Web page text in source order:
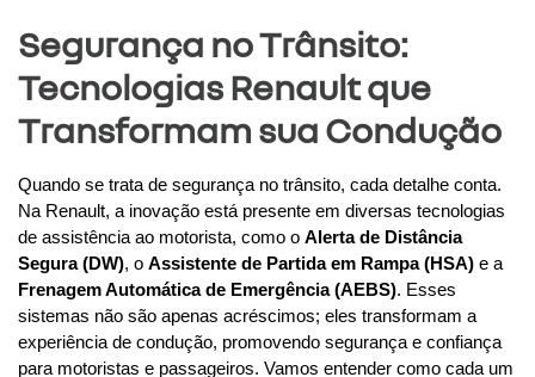
Segurança no Trânsito:
Tecnologias Renault que
Transformam sua Condução
Quando se trata de segurança no trânsito, cada detalhe conta.
Na Renault, a inovação está presente em diversas tecnologias
de assistência ao motorista, como o Alerta de Distância
Segura (DW), o Assistente de Partida em Rampa (HSA)
Frenagem Automática de Emergência (AEBS). Esses
sistemas não são apenas acréscimos; eles transformam a
experiência de condução, promovendo segurança e confiança
para motoristas e passageiros. Vamos entender como cada um